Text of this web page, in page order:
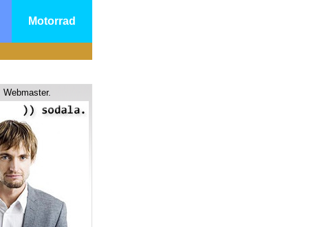
Motorrad
Webmaster.